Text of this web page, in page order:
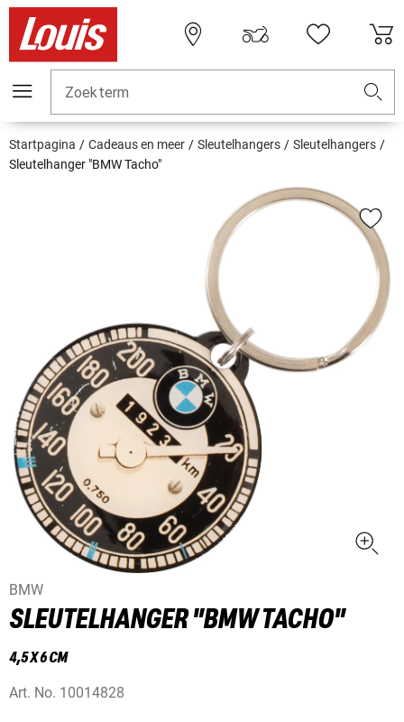
Zoekterm
Startpagina Cadeaus en meer Sleutelhangers
Sleutelhangers
Sleutelhanger "BMW Tacho"
BMW
SLEUTELHANGER "BMW TACHO"
4,5 X 6 CM
Art. No. 10014828